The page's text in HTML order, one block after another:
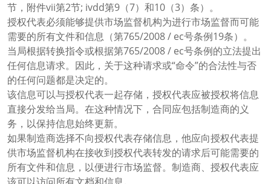
节，附件vii第2节; ivdd第9（7）和10（3）条）。
授权代表必须能够提供市场监督机构为进行市场监督而可能
需要的所有文件和信息（第765/2008 / ec号条例19条）。
当局根据转换指令或根据第765/2008 / ec号条例的立法提出
任何信息请求。因此，关于这种请求或“命令”的合法性与否
的任何问题都是决定的。
该信息可以与授权代表一起存储，授权代表应被授权将信息
直接分发给当局。在这种情况下，合同应包括制造商的义
务，以保持信息始终更新。
如果制造商选择不向授权代表存储信息，他应向授权代表提
供市场监督机构在接收到授权代表转发的请求后可能需要的
所有文件和信息，以便进行市场监督。制造商、授权代表应